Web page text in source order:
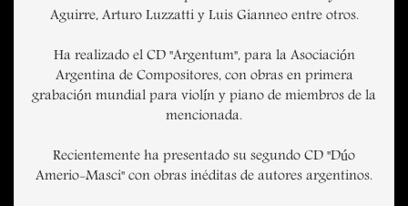
Aguirre, Arturo Luzzatti y Luis Gianneo entre otros.
Ha realizado el CD "Argentum", para la Asociación
Argentina de Compositores, con obras en primera
grabación mundial para violín y piano de miembros de la
mencionada.
Recientemente ha presentado su segundo CD "Dúo
Amerio-Masci" con obras inéditas de autores argentinos.